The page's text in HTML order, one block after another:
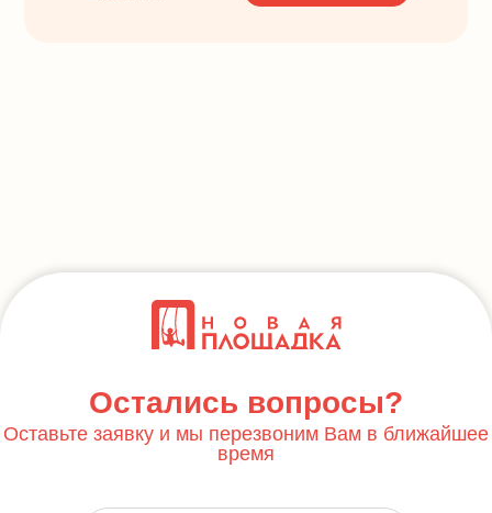
Остались вопросы?
Оставьте заявку и мы перезвоним Вам в ближайшее
время